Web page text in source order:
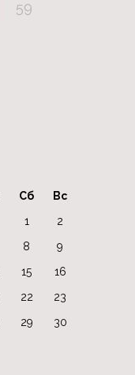
59
Сб Вс
1
2
8
9
15
16
22
23
29
30